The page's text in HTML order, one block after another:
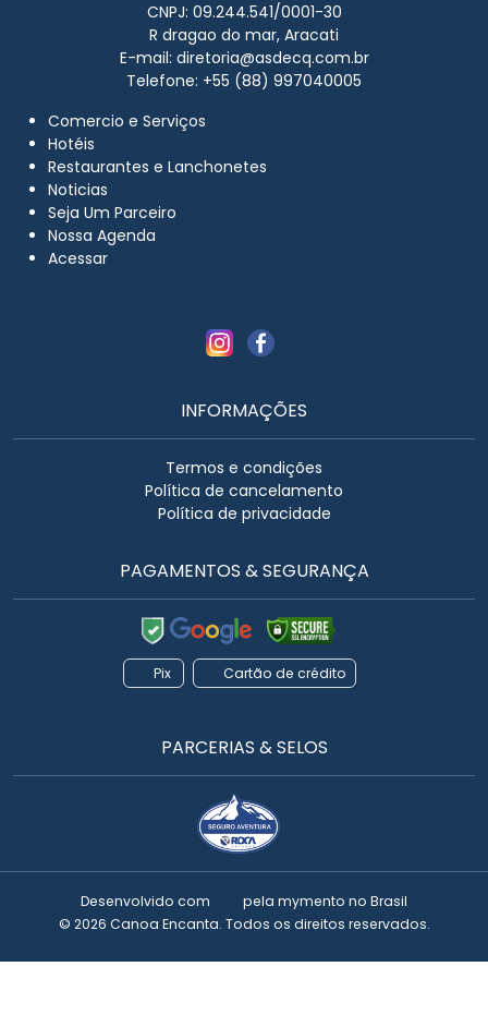
CNPJ: 09.244.541/0001-30
R dragao do mar, Aracati
E-mail: diretoria@asdecq.com.br
Telefone: +55 (88) 997040005
Comercio e Serviços
Hotéis
Restaurantes e Lanchonetes
Noticias
Seja Um Parceiro
Nossa Agenda
Acessar
INFORMAÇÕES
Termos e condições
Política de cancelamento
Política de privacidade
PAGAMENTOS & SEGURANÇA
Pix Cartão de crédito
PARCERIAS & SELOS
Desenvolvido com pela mymento no Brasil
© 2026 Canoa Encanta. Todos os direitos reservados.